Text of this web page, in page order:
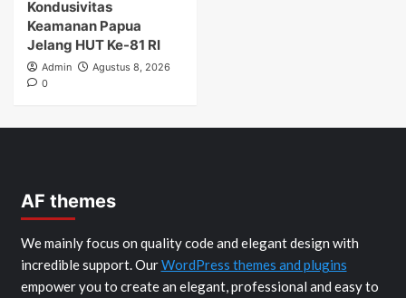
Kondusivitas
Keamanan Papua
Jelang HUT Ke-81 RI
Admin
Agustus 8, 2026
0
AF themes
We mainly focus on quality code and elegant design with
incredible support. OurWordPress themes and plugins
empower you to create an elegant, professional and easy to